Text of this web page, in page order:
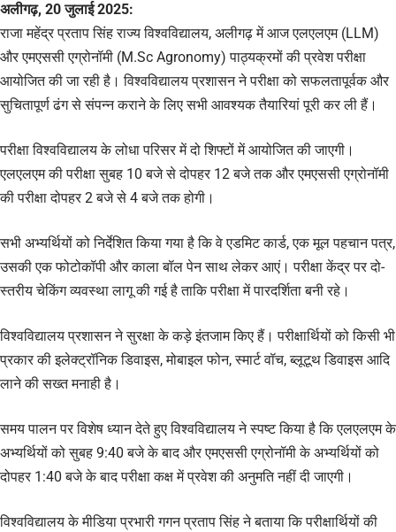
अलीगढ़, 20 जुलाई 2025:
राजा महेंद्र प्रताप सिंह राज्य विश्वविद्यालय, अलीगढ़ में आज एलएलएम (LLM)
और एमएससी एग्रोनॉमी (M.Sc Agronomy) पाठ्यक्रमों की प्रवेश परीक्षा
आयोजित की जा रही है। विश्वविद्यालय प्रशासन ने परीक्षा को सफलतापूर्वक और
सुचितापूर्ण ढंग से संपन्न कराने के लिए सभी आवश्यक तैयारियां पूरी कर ली हैं।
परीक्षा विश्वविद्यालय के लोधा परिसर में दो शिफ्टों में आयोजित की जाएगी।
एलएलएम की परीक्षा सुबह 10 बजे से दोपहर 12 बजे तक और एमएससी एग्रोनॉमी
की परीक्षा दोपहर 2 बजे से 4 बजे तक होगी।
सभी अभ्यर्थियों को निर्देशित किया गया है कि वे एडमिट कार्ड, एक मूल पहचान पत्र,
उसकी एक फोटोकॉपी और काला बॉल पेन साथ लेकर आएं। परीक्षा केंद्र पर दो-
स्तरीय चेकिंग व्यवस्था लागू की गई है ताकि परीक्षा में पारदर्शिता बनी रहे।
विश्वविद्यालय प्रशासन ने सुरक्षा के कड़े इंतजाम किए हैं। परीक्षार्थियों को किसी भी
प्रकार की इलेक्ट्रॉनिक डिवाइस, मोबाइल फोन, स्मार्ट वॉच, ब्लूटूथ डिवाइस आदि
लाने की सख्त मनाही है।
समय पालन पर विशेष ध्यान देते हुए विश्वविद्यालय ने स्पष्ट किया है कि एलएलएम के
अभ्यर्थियों को सुबह 9:40 बजे के बाद और एमएससी एग्रोनॉमी के अभ्यर्थियों को
दोपहर 1:40 बजे के बाद परीक्षा कक्ष में प्रवेश की अनुमति नहीं दी जाएगी।
विश्वविद्यालय के मीडिया प्रभारी गगन प्रताप सिंह ने बताया कि परीक्षार्थियों की